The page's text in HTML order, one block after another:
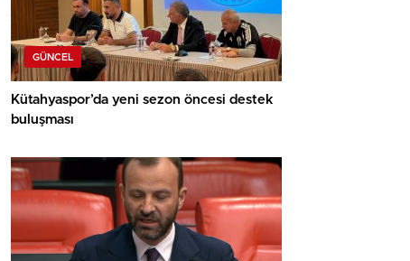
GÜNCEL
Kütahyaspor’da yeni sezon öncesi destek
buluşması